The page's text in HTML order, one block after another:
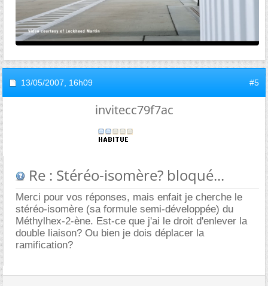
13/05/2007, 16h09 #5
invitecc79f7ac
Re : Stéréo-isomère? bloqué...
Merci pour vos réponses, mais enfait je cherche le
stéréo-isomère (sa formule semi-développée) du
Méthylhex-2-ène. Est-ce que j'ai le droit d'enlever la
double liaison? Ou bien je dois déplacer la
ramification?